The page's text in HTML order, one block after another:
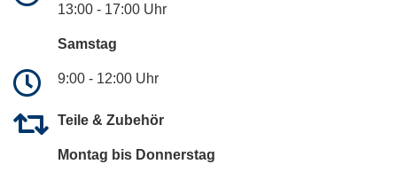
13:00 - 17:00 Uhr
Samstag
9:00 - 12:00 Uhr
Teile & Zubehör
Montag bis Donnerstag